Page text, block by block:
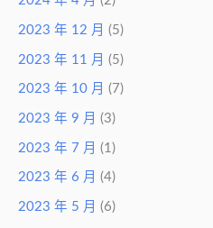
2023 年 12 月 (5)
2023 年 11 月 (5)
2023 年 10 月 (7)
2023 年 9 月 (3)
2023 年 7 月 (1)
2023 年 6 月 (4)
2023 年 5 月 (6)